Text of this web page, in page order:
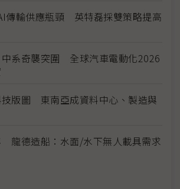
傳輸供應瓶頸 英特磊採雙策略提高
中系奇襲突圍 全球汽車電動化2026
版圖 東南亞成資料中心、製造與
龍德造船：水面/水下無人載具需求